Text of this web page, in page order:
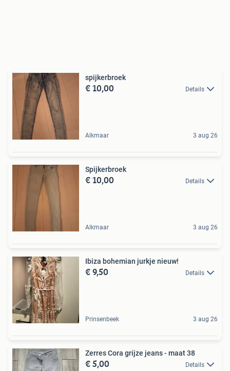
spijkerbroek
€ 10,00 Details
Alkmaar 3 aug 26
Spijkerbroek
€ 10,00 Details
Alkmaar 3 aug 26
Ibiza bohemian jurkje nieuw!
€ 9,50 Details
Prinsenbeek 3 aug 26
Zerres Cora grijze jeans - maat 38
€ 5,00 Details